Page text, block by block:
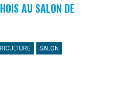
AU SALON DE
SALON